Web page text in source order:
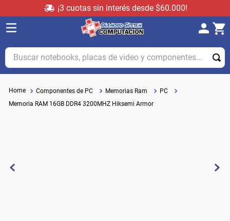
¡3 cuotas sin interés desde $60.000!
Buscar notebooks, placas de video y componentes...
Componentes de PC Memorias Ram
PC
Memoria RAM 16GB DDR4 3200MHZ Hiksemi Armor